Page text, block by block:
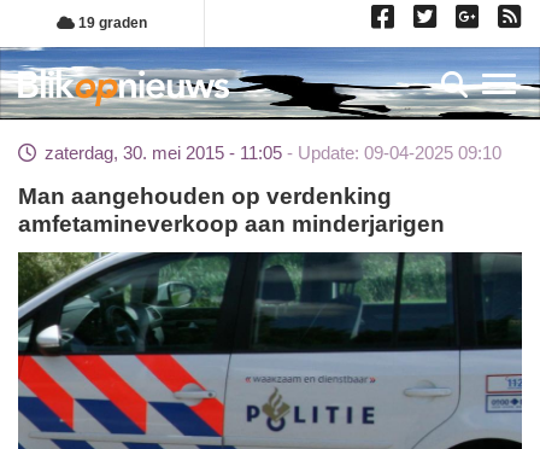
Overslaan
en
naar
de
gaan
19 graden
zaterdag, 30. mei 2015 - 11:05 Update: 09-04-2025 09:10
Man aangehouden op verdenking
amfetamineverkoop aan minderjarigen